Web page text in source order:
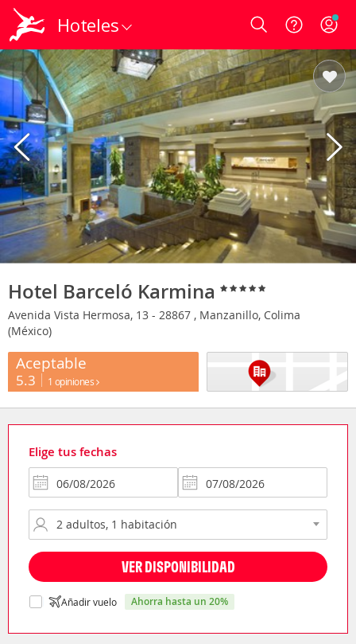
Hoteles Login
Hotel Barceló Karmina
Avenida Vista Hermosa, 13 - 28867 , Manzanillo, Colima
(México)
Aceptable
5.3 1 opiniones
Elige tus fechas
VER DISPONIBILIDAD
Añadir vuelo ahorra hasta un 20%